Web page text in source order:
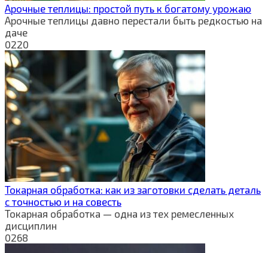
Арочные теплицы: простой путь к богатому урожаю
Арочные теплицы давно перестали быть редкостью на
даче
0220
Токарная обработка: как из заготовки сделать деталь
с точностью и на совесть
Токарная обработка — одна из тех ремесленных
дисциплин
0268